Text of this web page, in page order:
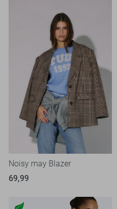
Noisy may Blazer
69,99